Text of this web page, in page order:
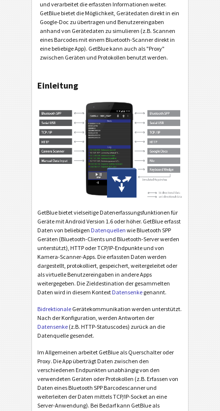
und verarbeitet die erfassten Informationen weiter.
GetBlue bietet die Möglichkeit, Gerätedaten direkt in ein
Google-Doc zu übertragen und Benutzereingaben
anhand von Gerätedaten zu simulieren (z.B. Scannen
eines Barcodes mit einem Bluetooth-Scanner direkt in
eine beliebige App). GetBlue kann auch als "Proxy"
zwischen Geräten und Protokollen benutzt werden.
Einleitung
GetBlue bietet vielseitige Datenerfassungsfunktionen für
Geräte mit Android Version 1.6 oder höher. GetBlue erfasst
Daten von beliebigen Datenquellen wie Bluetooth SPP
Geräten (Bluetooth-Clients und Bluetooth-Server werden
unterstützt), HTTP oder TCP/IP-Endpunkte und von
Kamera-Scanner-Apps. Die erfassten Daten werden
dargestellt, protokolliert, gespeichert, weitergeleitet oder
als virtuelle Benutzereingaben in andere Apps
weitergegeben. Die Zieldestination der gesammelten
Daten wird in diesem Kontext Datensenke genannt.
Bidrektionale Gerätekommunikation werden unterstützt.
Nach der Konfiguration, werden Antworten der
Datensenke (z.B. HTTP-Statuscodes) zurück an die
Datenquelle gesendet.
Im Allgemeinen arbeitet GetBlue als Querschalter oder
Proxy. Die App überträgt Daten zwischen den
verschiedenen Endpunkten unabhängig von den
verwendeten Geräten oder Protokollen (z.B. Erfassen von
Daten eines Bluetooth SPP Barcodescanner und
weiterleiten der Daten mittels TCP/IP-Socket an eine
Server-Anwendung). Bei Bedarf kann GetBlue als